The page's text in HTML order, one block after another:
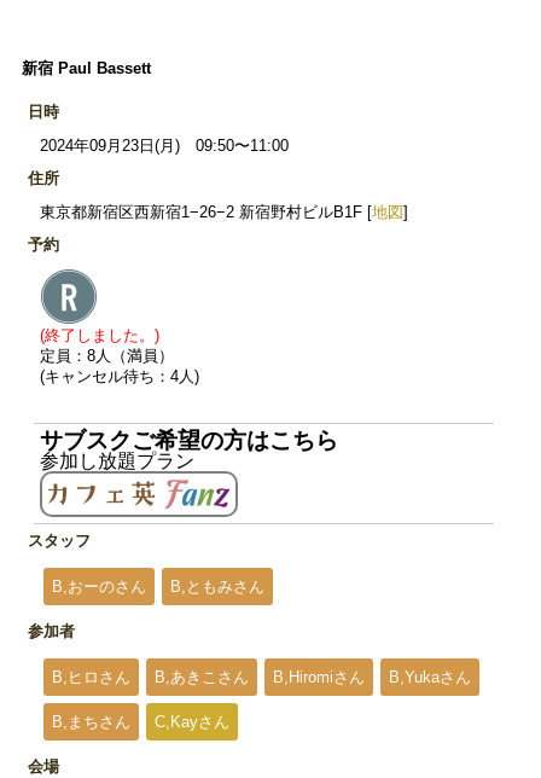
新宿 Paul Bassett
日時
2024年09月23日(月) 09:50〜11:00
住所
東京都新宿区西新宿1−26−2 新宿野村ビルB1F [地図]
予約
(終了しました。)
定員：8人（満員）
(キャンセル待ち：4人)
サブスクご希望の方はこちら
参加し放題プラン
スタッフ
B,おーのさん B,ともみさん
参加者
B,ヒロさん B,あきこさん B,Hiromiさん B,Yukaさん
B,まちさん C,Kayさん
会場